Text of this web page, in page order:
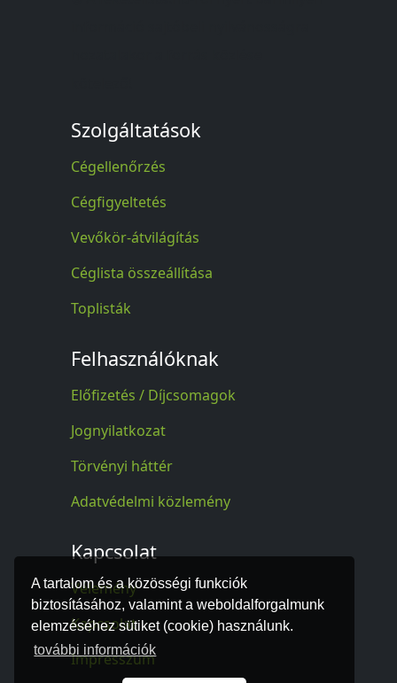
A tartalom és a közösségi funkciók
biztosításához, valamint a weboldalforgalmunk
elemzéséhez sütiket (cookie) használunk.
további információk
Szolgáltatások
Cégellenőrzés
Cégfigyeltetés
Vevőkör-átvilágítás
Céglista összeállítása
Toplisták
Felhasználóknak
Előfizetés / Díjcsomagok
Jognyilatkozat
Törvényi háttér
Adatvédelmi közlemény
Kapcsolat
Vélemény
Kapcsolat
Impresszum